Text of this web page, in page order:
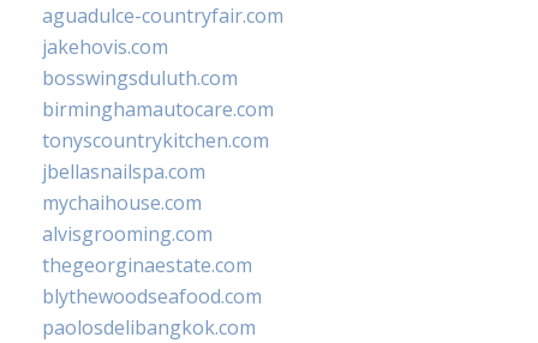
aguadulce-countryfair.com
jakehovis.com
bosswingsduluth.com
birminghamautocare.com
tonyscountrykitchen.com
jbellasnailspa.com
mychaihouse.com
alvisgrooming.com
thegeorginaestate.com
blythewoodseafood.com
paolosdelibangkok.com